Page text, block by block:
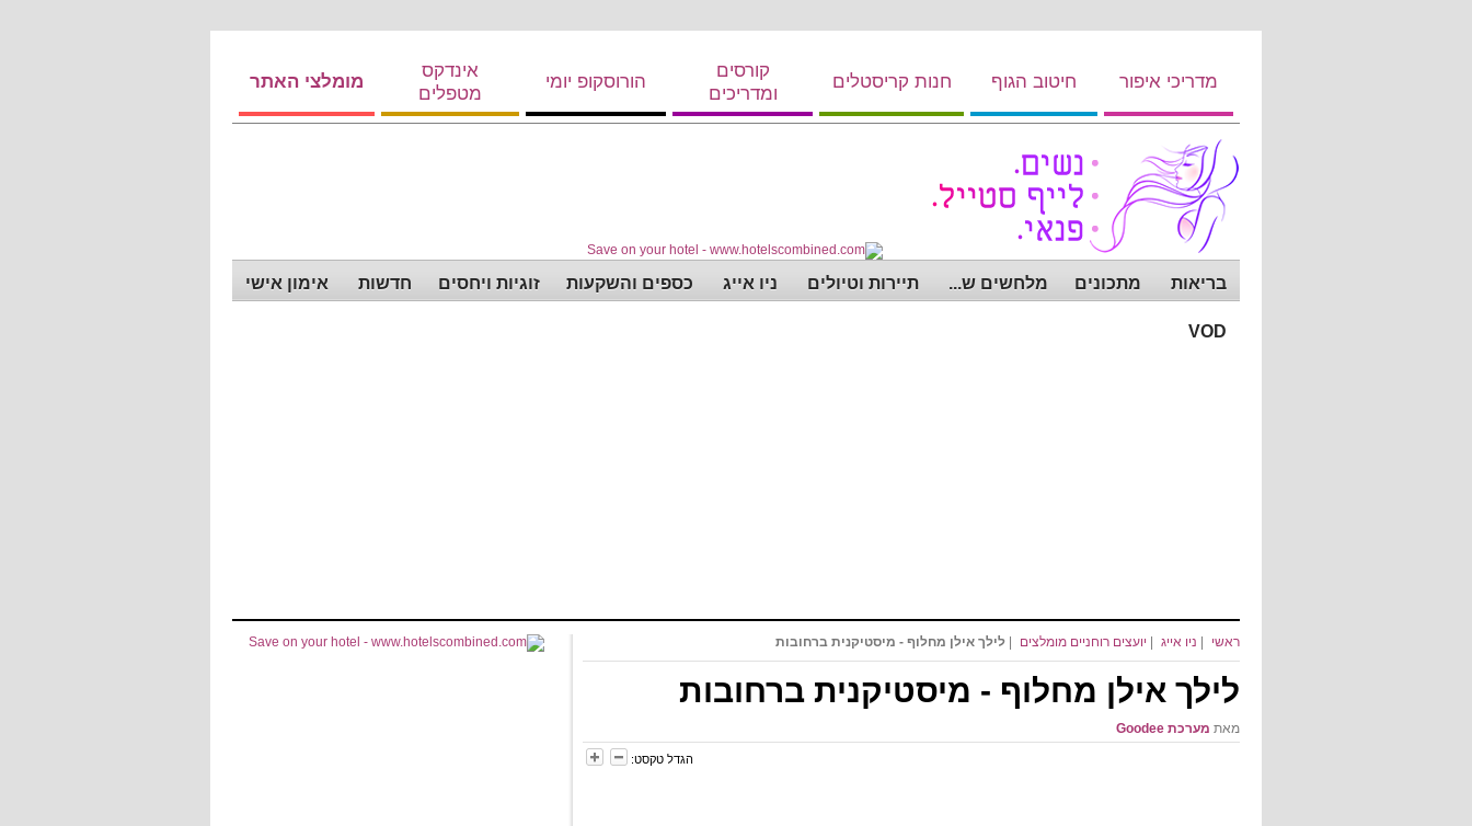
מדריכי איפור חיטוב הגוף חנות קריסטלים
קורסים
ומדריכים
הורוסקופ יומי
אינדקס
מטפלים
מומלצי האתר
בריאות מתכונים מלחשים ש... תיירות וטיולים ניו אייג כספים והשקעות זוגיות ויחסים חדשות אימון אישי
VOD
ראשי ניו אייג יועצים רוחניים מומלצים לילך אילן מחלוף - מיסטיקנית ברחובות
לילך אילן מחלוף - מיסטיקנית ברחובות
מאת מערכת Goodee
הגדל טקסט: